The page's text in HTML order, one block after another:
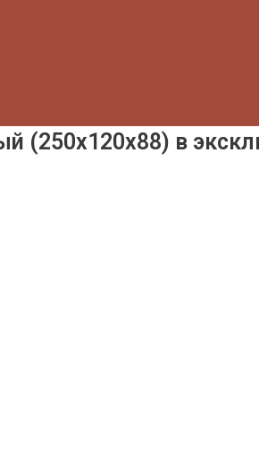
(250х120х88) в